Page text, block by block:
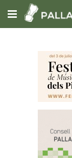
Subscriu-t'hi
Portada